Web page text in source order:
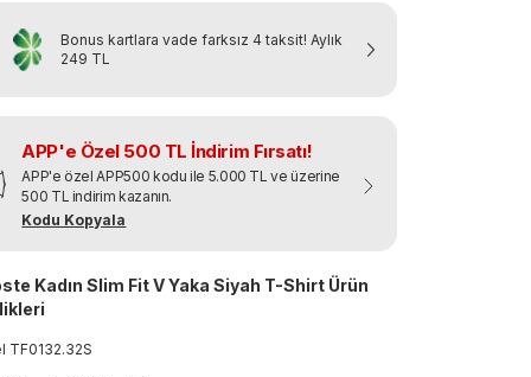
Bonus kartlara vade farksız 4 taksit! Aylık
249 TL
APP'e Özel 500 TL İndirim Fırsatı!
APP'e özel APP500 kodu ile 5.000 TL ve üzerine
500 TL indirim kazanın.
Kodu Kopyala
Kadın Slim Fit V Yaka Siyah T-Shirt Ürün
TF0132.32S